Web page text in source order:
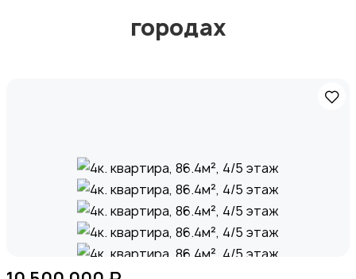
городах